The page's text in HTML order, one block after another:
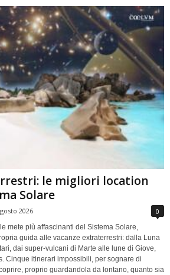
le migliori location
Solare
2026 0
mete più affascinanti del Sistema Solare,
guida alle vacanze extraterrestri: dalla Luna
dai super-vulcani di Marte alle lune di Giove,
Cinque itinerari impossibili, per sognare di
proprio guardandola da lontano, quanto sia